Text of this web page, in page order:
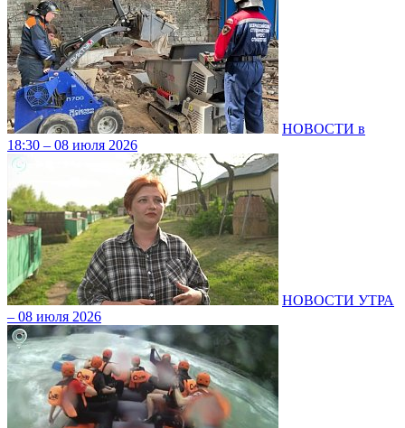
НОВОСТИ в
18:30 – 08 июля 2026
НОВОСТИ УТРА
– 08 июля 2026